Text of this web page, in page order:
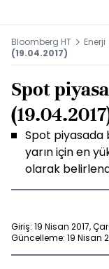
Bloomberg HT Enerji
(19.04.2017)
Spot
Spot piyasada
yarın için en
olarak
Giriş: 19 Nisan 2017,
Güncelleme: 19 Nisan